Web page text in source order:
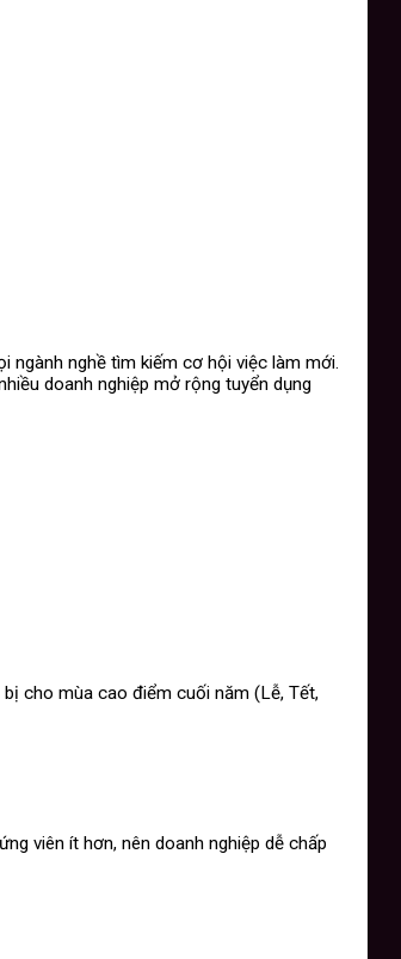
ngành nghề tìm kiếm cơ hội việc làm mới.
doanh nghiệp mở rộng tuyển dụng
cho mùa cao điểm cuối năm (Lễ, Tết,
viên ít hơn, nên doanh nghiệp dễ chấp